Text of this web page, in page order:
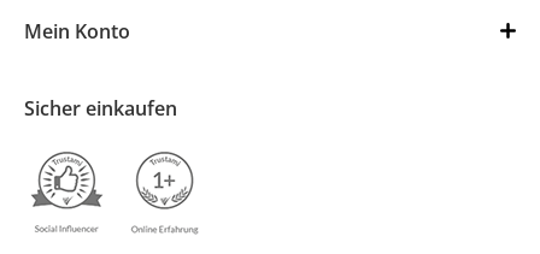
Mein Konto
Sicher einkaufen